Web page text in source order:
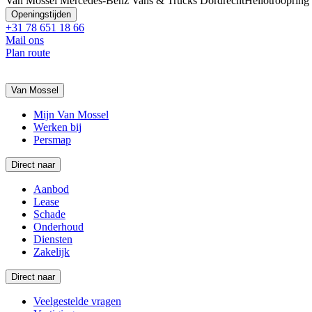
Openingstijden
+31 78 651 18 66
Mail ons
Plan route
Van Mossel
Mijn Van Mossel
Werken bij
Persmap
Direct naar
Aanbod
Lease
Schade
Onderhoud
Diensten
Zakelijk
Direct naar
Veelgestelde vragen